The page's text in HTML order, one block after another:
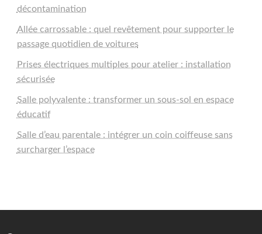
décontamination
Allée carrossable : quel revêtement pour supporter le
passage quotidien de voitures
Prises électriques multiples pour atelier : installation
sécurisée
Salle polyvalente : transformer un sous-sol en espace
éducatif
Salle d’eau parentale : intégrer un coin coiffeuse sans
surcharger l’espace